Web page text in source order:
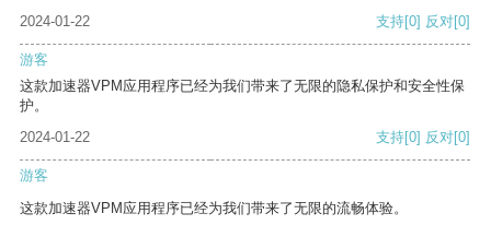
2024-01-22
支持[0] 反对[0]
游客
这款加速器VPM应用程序已经为我们带来了无限的隐私保护和安全性保
护。
2024-01-22
支持[0] 反对[0]
游客
这款加速器VPM应用程序已经为我们带来了无限的流畅体验。